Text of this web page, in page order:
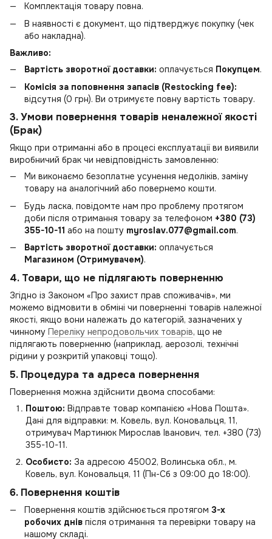
Комплектація товару повна.
В наявності є документ, що підтверджує покупку (чек
або накладна).
Важливо:
Вартість зворотної доставки: оплачується Покупцем.
Комісія за поповнення запасів (Restocking fee):
відсутня (0 грн). Ви отримуєте повну вартість товару.
3. Умови повернення товарів неналежної якості
(Брак)
Якщо при отриманні або в процесі експлуатації ви виявили
виробничий брак чи невідповідність замовленню:
Ми виконаємо безоплатне усунення недоліків, заміну
товару на аналогічний або повернемо кошти.
Будь ласка, повідомте нам про проблему протягом
доби після отримання товару за телефоном +380 (73)
355-10-11 або на пошту myroslav.077@gmail.com.
Вартість зворотної доставки: оплачується
Магазином (Отримувачем).
4. Товари, що не підлягають поверненню
Згідно із Законом «Про захист прав споживачів», ми
можемо відмовити в обміні чи поверненні товарів належної
якості, якщо вони належать до категорій, зазначених у
чинному Переліку непродовольчих товарів, що не
підлягають поверненню (наприклад, аерозолі, технічні
рідини у розкритій упаковці тощо).
5. Процедура та адреса повернення
Повернення можна здійснити двома способами:
Поштою: Відправте товар компанією «Нова Пошта».
Дані для відправки: м. Ковель, вул. Коновальця, 11,
отримувач Мартинюк Мирослав Іванович, тел. +380 (73)
355-10-11.
Особисто: За адресою 45002, Волинська обл., м.
Ковель, вул. Коновальця, 11 (Пн-Сб з 09:00 до 18:00).
6. Повернення коштів
Повернення коштів здійснюється протягом 3-х
робочих днів після отримання та перевірки товару на
нашому складі.